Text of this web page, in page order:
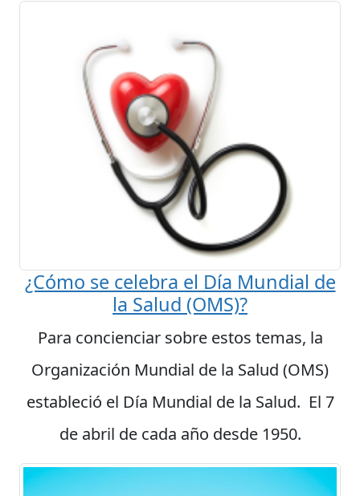
¿Cómo se celebra el Día Mundial de
la Salud (OMS)?
Para concienciar sobre estos temas, la
Organización Mundial de la Salud (OMS)
estableció el Día Mundial de la Salud. El 7
de abril de cada año desde 1950.